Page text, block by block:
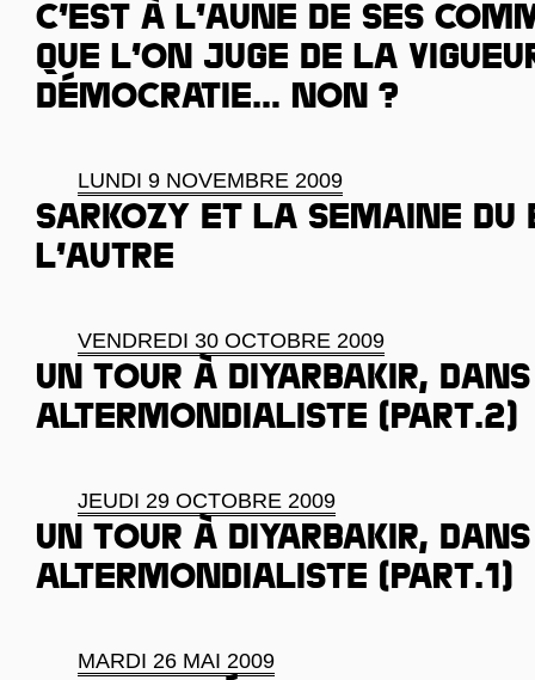
C’est à l’aune de ses
que l’on juge de la
démocratie… Non ?
LUNDI 9 NOVEMBRE 2009
Sarkozy et la semaine du
l’autre
VENDREDI 30 OCTOBRE 2009
Un tour à Diyarbakir,
altermondialiste (Part.2)
JEUDI 29 OCTOBRE 2009
Un tour à Diyarbakir,
altermondialiste (Part.1)
MARDI 26 MAI 2009